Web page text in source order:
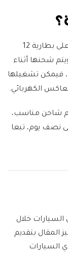
ويوضح كينيدي أن السيارات الكهربائية تعتمد على بطارية 12
شحنها أثناء
فيمكن تشغيلها
الكهربائي.
شاحن مناسب،
نصف يوم، تبعا
خلال
المقال بتقديم
السيارات